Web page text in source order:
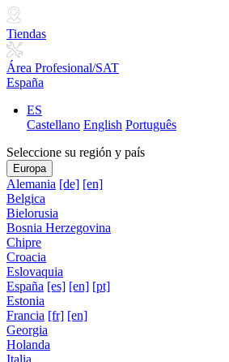
Tiendas
Área Profesional/SAT
España
ES
Castellano English Português
Seleccione su región y país
Europa
Alemania [de] [en]
Belgica
Bielorusia
Bosnia Herzegovina
Chipre
Croacia
Eslovaquia
España [es] [en] [pt]
Estonia
Francia [fr] [en]
Georgia
Holanda
Italia